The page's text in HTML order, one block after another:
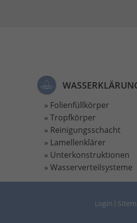
Folienfüllkörper
Tropfkörper
Reinigungsschacht
Lamellenklärer
Unterkonstruktionen
Wasserverteilsysteme
Login